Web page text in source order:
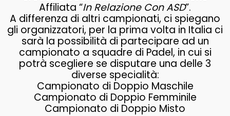
Affiliata “In Relazione Con ASD”.
A differenza di altri campionati, ci spiegano
gli organizzatori, per la prima volta in Italia ci
sarà la possibilità di partecipare ad un
campionato a squadre di Padel, in cui si
potrà scegliere se disputare una delle 3
diverse specialità:
Campionato di Doppio Maschile
Campionato di Doppio Femminile
Campionato di Doppio Misto